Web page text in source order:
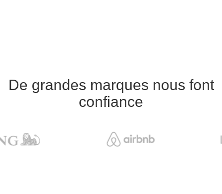
De grandes marques nous font
confiance